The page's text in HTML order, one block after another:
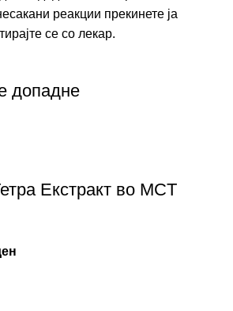
реакции прекинете ја
се со лекар.
допадне
Екстракт во MCT